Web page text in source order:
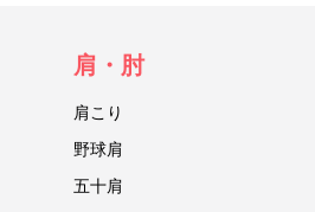
肩・肘
肩こり
野球肩
五十肩